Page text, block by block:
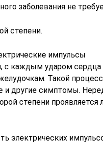
заболевания не
степени.
импульсы
с каждым ударом сердца
Такой
и другие симптомы.
степени проявляется
электрических